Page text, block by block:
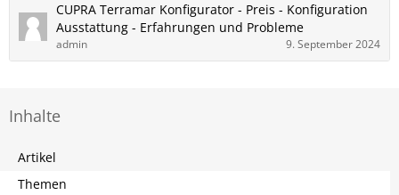
CUPRA Terramar Konfigurator - Preis - Konfiguration
Ausstattung - Erfahrungen und Probleme
admin 9. September 2024
Inhalte
Artikel
Themen